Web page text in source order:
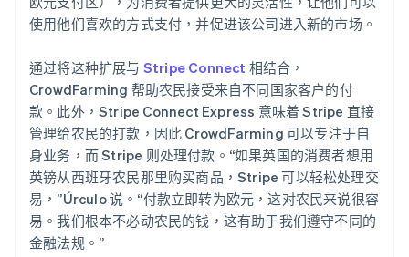
使用他们喜欢的方式支付，并促进该公司进入新的市场。
通过将这种扩展与 Stripe Connect 相结合，
CrowdFarming 帮助农民接受来自不同国家客户的付
款。此外，Stripe Connect Express 意味着 Stripe 直接
管理给农民的打款，因此 CrowdFarming 可以专注于自
身业务，而 Stripe 则处理付款。“如果英国的消费者想用
英镑从西班牙农民那里购买商品，Stripe 可以轻松处理交
易，”Úrculo 说。“付款立即转为欧元，这对农民来说很容
易。我们根本不必动农民的钱，这有助于我们遵守不同的
金融法规。”